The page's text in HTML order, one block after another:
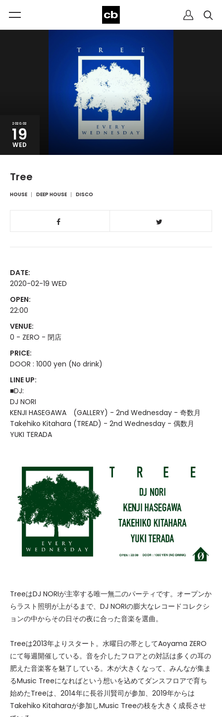
2020.02
19
WED
Tree
HOUSE DEEP HOUSE DISCO
DATE:
2020-02-19 WED
OPEN:
22:00
VENUE:
0 - ZERO - 閉店
PRICE:
DOOR : 1000 yen (No drink)
LINE UP:
■DJ:
DJ NORI
KENJI HASEGAWA (GALLERY) - 2nd Wednesday - 奇数月
Takehiko Kitahara (TREAD) - 2nd Wednesday - 偶数月
YUKI TERADA
TreeはDJ NORIが主宰する唯一無二のパーティです。オープンか
らラスト照明が上がるまで、DJ NORIの膨大なレコードコレクシ
ョンの中からその日その夜に合った音楽を選曲。
Treeは2013年よりスタート。水曜日の帯としてAoyama ZERO
にて毎週開催している。音を介したフロアとの対話は多くの耳の
肥えた音楽客を魅了している。木が大きくなって、みんなが集ま
るMusic Treeになればという想いを込めてダンスフロアで育ち
始めたTreeは、2014年に長谷川賢司が参加、2019年からは
Takehiko Kitaharaが参加しMusic Treeの枝を大きく成長させ